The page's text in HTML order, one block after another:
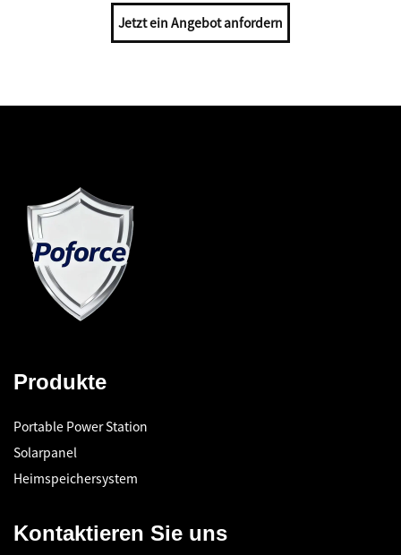
Jetzt ein Angebot anfordern
Produkte
Portable Power Station
Solarpanel
Heimspeichersystem
Kontaktieren Sie uns